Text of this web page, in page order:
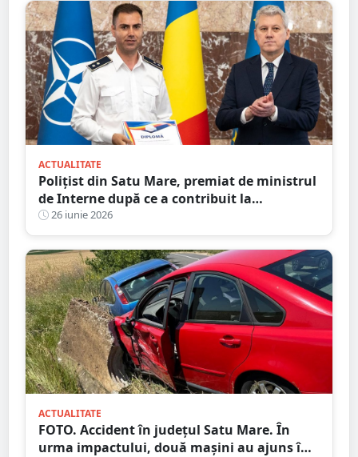
ACTUALITATE
Polițist din Satu Mare, premiat de ministrul
de Interne după ce a contribuit la
destructurarea unei rețele de contrabandă
26 iunie 2026
ACTUALITATE
FOTO. Accident în județul Satu Mare. În
urma impactului, două mașini au ajuns în